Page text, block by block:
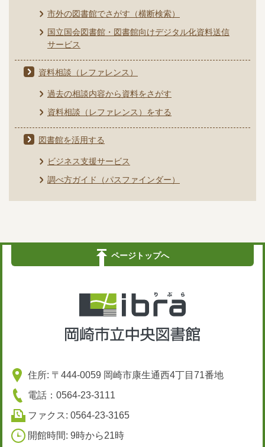
市外の図書館でさがす（横断検索）
国立国会図書館・図書館向けデジタル化資料送信
サービス
資料相談（レファレンス）
過去の相談内容から資料をさがす
資料相談（レファレンス）をする
図書館を活用する
ビジネス支援サービス
調べ方ガイド（パスファインダー）
ページトップへ
住所: 〒444-0059 岡崎市康生通西4丁目71番地
電話：0564-23-3111
ファクス: 0564-23-3165
開館時間: 9時から21時